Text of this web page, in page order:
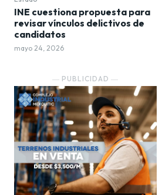
INE cuestiona propuesta para
revisar vínculos delictivos de
candidatos
mayo 24, 2026
― PUBLICIDAD ―